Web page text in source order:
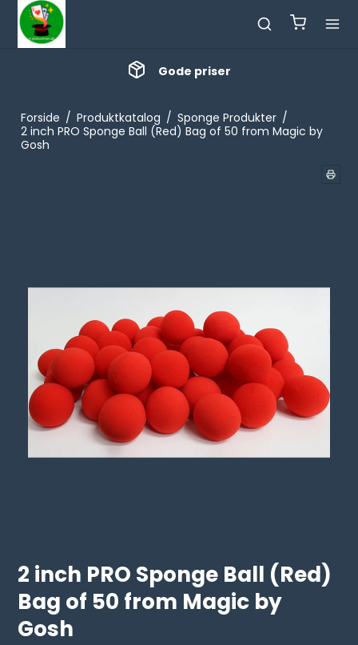
Gode priser
Forside / Produktkatalog / Sponge Produkter /
2 inch PRO Sponge Ball (Red) Bag of 50 from Magic by
Gosh
2 inch PRO Sponge Ball (Red)
Bag of 50 from Magic by
Gosh